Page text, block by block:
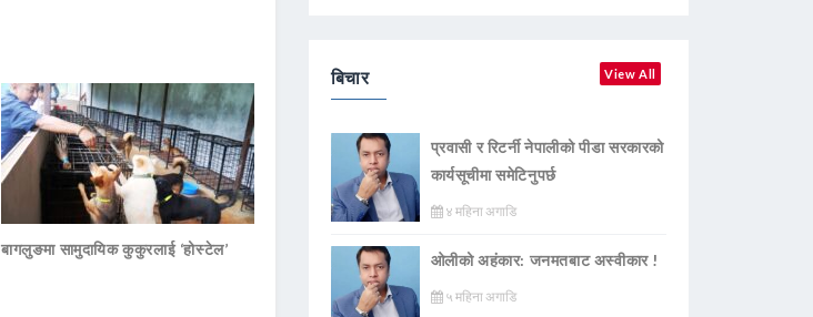
बागलुङमा सामुदायिक कुकुरलाई ‘होस्टेल’
बिचार View All
प्रवासी र रिटर्नी नेपालीको पीडा सरकारको
कार्यसूचीमा समेटिनुपर्छ
४ महिना अगाडि
ओलीको अहंकार: जनमतबाट अस्वीकार !
५ महिना अगाडि